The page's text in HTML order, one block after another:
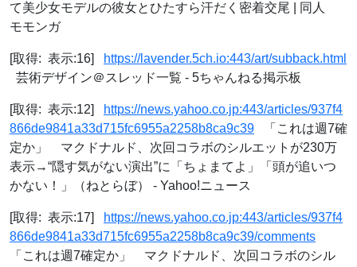
て美少女モデルの彼女とひたすら汗だく密着交尾 | 同人
モモンガ
[取得: 表示:16]
https://lavender.5ch.io:443/art/subback.html
芸術デザイン＠スレッド一覧 - 5ちゃんねる掲示板
[取得: 表示:12]
https://news.yahoo.co.jp:443/articles/937f4
866de9841a33d715fc6955a2258b8ca9c39 「これは週7確
定か」 マクドナルド、次回コラボのシルエットが230万
表示→“隠す気がない演出”に「ちょまてよ」「頭が追いつ
かない！」（ねとらぼ） - Yahoo!ニュース
[取得: 表示:17]
https://news.yahoo.co.jp:443/articles/937f4
866de9841a33d715fc6955a2258b8ca9c39/comments
「これは週7確定か」 マクドナルド、次回コラボのシル